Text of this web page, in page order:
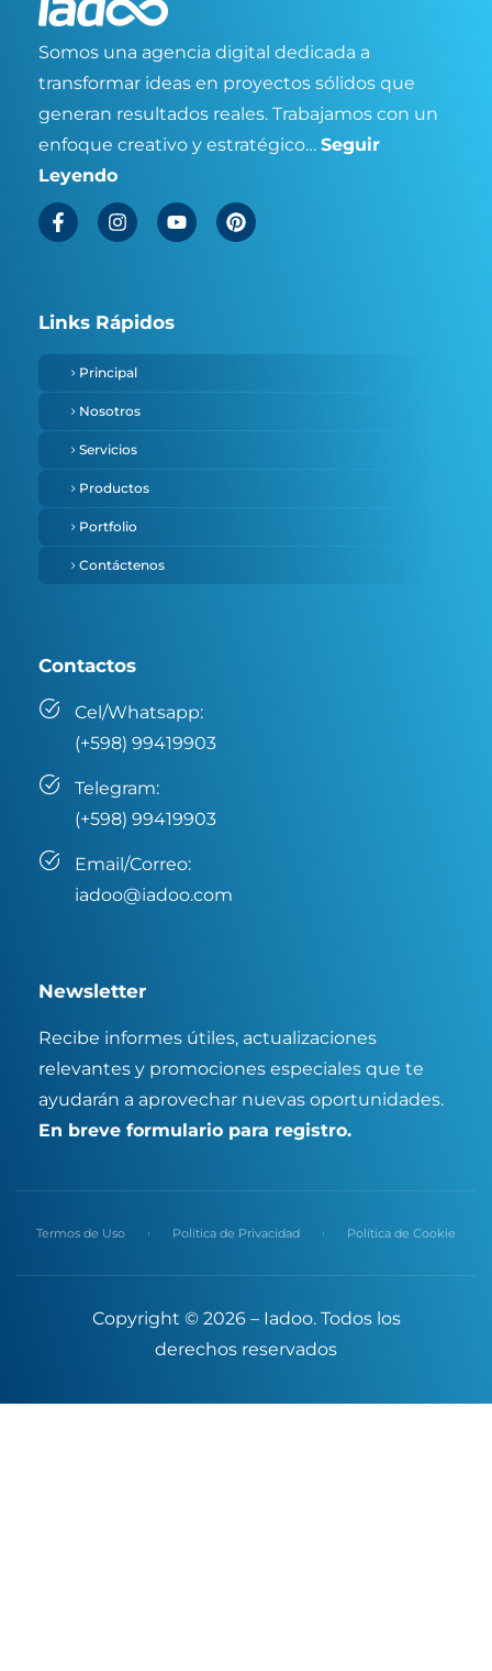
Somos una agencia digital dedicada a
transformar ideas en proyectos sólidos que
generan resultados reales. Trabajamos con un
enfoque creativo y estratégico… Seguir
Leyendo
Links Rápidos
Principal
Nosotros
Servicios
Productos
Portfolio
Contáctenos
Contactos
Cel/Whatsapp:
(+598) 99419903
Telegram:
(+598) 99419903
Email/Correo:
iadoo@iadoo.com
Newsletter
Recibe informes útiles, actualizaciones
relevantes y promociones especiales que te
ayudarán a aprovechar nuevas oportunidades.
En breve formulario para registro.
Termos de Uso Política de Privacidad Política de Cookie
Copyright © 2026 – Iadoo. Todos los
derechos reservados